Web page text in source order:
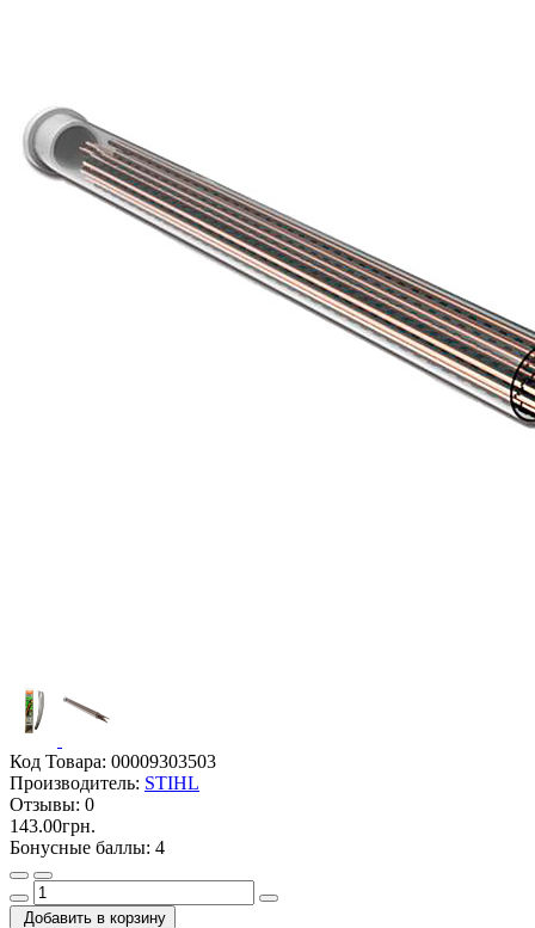
Код Товара: 00009303503
Производитель: STIHL
Отзывы: 0
143.00грн.
Бонусные баллы: 4
Добавить в корзину